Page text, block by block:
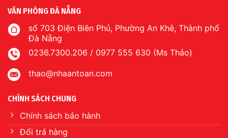
VĂN PHÒNG ĐÀ NẴNG
số 703 Điện Biên Phủ, Phường An Khê, Thành phố
Đà Nẵng
0236.7300.206 / 0977 555 630 (Ms Thảo)
thao@nhaantoan.com
CHÍNH SÁCH CHUNG
Chính sách bảo hành
Đổi trả hàng